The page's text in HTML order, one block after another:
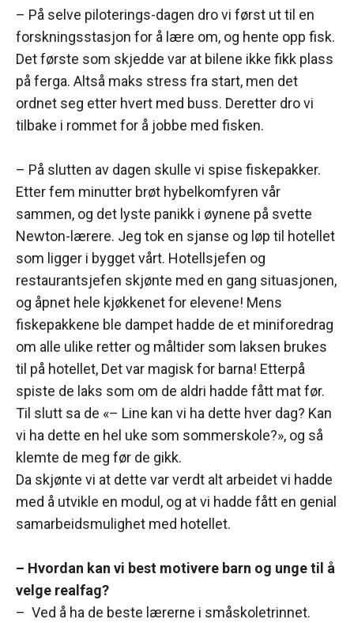
– På selve piloterings-dagen dro vi først ut til en
forskningsstasjon for å lære om, og hente opp fisk.
Det første som skjedde var at bilene ikke fikk plass
på ferga. Altså maks stress fra start, men det
ordnet seg etter hvert med buss. Deretter dro vi
tilbake i rommet for å jobbe med fisken.
– På slutten av dagen skulle vi spise fiskepakker.
Etter fem minutter brøt hybelkomfyren vår
sammen, og det lyste panikk i øynene på svette
Newton-lærere. Jeg tok en sjanse og løp til hotellet
som ligger i bygget vårt. Hotellsjefen og
restaurantsjefen skjønte med en gang situasjonen,
og åpnet hele kjøkkenet for elevene! Mens
fiskepakkene ble dampet hadde de et miniforedrag
om alle ulike retter og måltider som laksen brukes
til på hotellet, Det var magisk for barna! Etterpå
spiste de laks som om de aldri hadde fått mat før.
Til slutt sa de «– Line kan vi ha dette hver dag? Kan
vi ha dette en hel uke som sommerskole?», og så
klemte de meg før de gikk.
Da skjønte vi at dette var verdt alt arbeidet vi hadde
med å utvikle en modul, og at vi hadde fått en genial
samarbeidsmulighet med hotellet.
– Hvordan kan vi best motivere barn og unge til å
velge realfag?
– Ved å ha de beste lærerne i småskoletrinnet.